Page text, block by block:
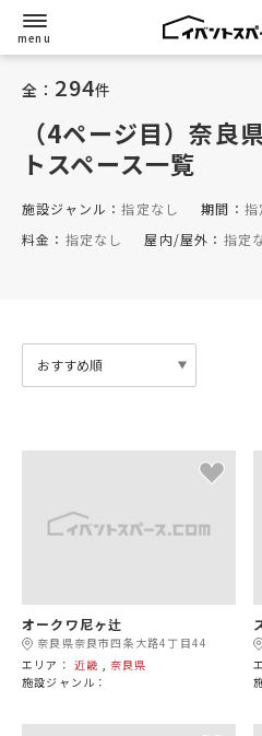
全： 294件
（4ページ目）奈良県
トスペース一覧
施設ジャンル：指定なし 期間： 指
料金： 指定なし 屋内/屋外： 指定
オークワ尼ヶ辻
奈良県奈良市四条大路4丁目44
エリア： 近畿
奈良県
施設ジャンル：